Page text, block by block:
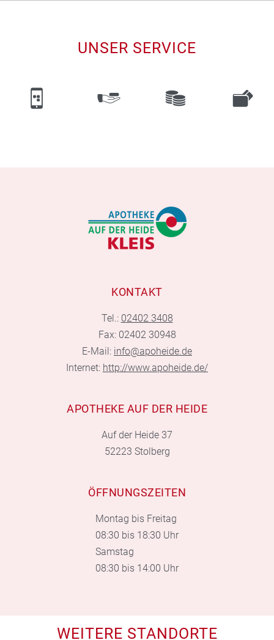
UNSER SERVICE
KONTAKT
Tel.: 02402 3408
Fax: 02402 30948
E-Mail: info@apoheide.de
Internet: http://www.apoheide.de/
APOTHEKE AUF DER HEIDE
Auf der Heide 37
52223 Stolberg
ÖFFNUNGSZEITEN
Montag bis Freitag
08:30 bis 18:30 Uhr
Samstag
08:30 bis 14:00 Uhr
WEITERE STANDORTE